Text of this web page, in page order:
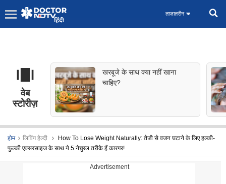
ताज़ातरीन
वेब
स्टोरीज़
खरबूजे के साथ क्या नहीं खाना
चाहिए?
होम लिविंग हेल्दी
How To Lose Weight Naturally: तेजी से वजन घटाने के लिए हल्की-
फुल्की एक्सरसाइज के साथ ये 5 नेचुरल तरीके हैं कारगर!
Advertisement